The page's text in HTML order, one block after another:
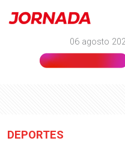
06 agosto
DEPORTES